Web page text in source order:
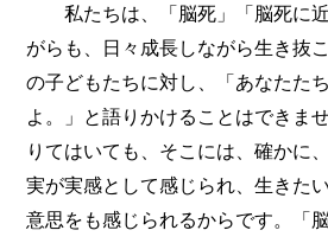
私たちは、「脳死」「脳死に近
がらも、日々成長しながら生き抜
の子どもたちに対し、「あなたた
よ。」と語りかけることはできま
りてはいても、そこには、確かに
実が実感として感じられ、生きた
意思をも感じられるからです。「